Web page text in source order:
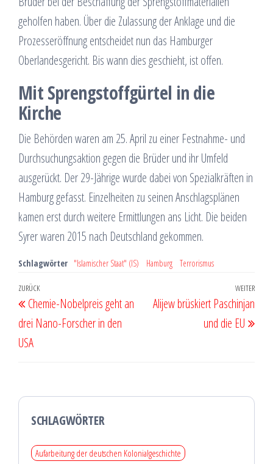
geholfen haben. Über die Zulassung der Anklage und die
Prozesseröffnung entscheidet nun das Hamburger
Oberlandesgericht. Bis wann dies geschieht, ist offen.
Mit Sprengstoffgürtel in die
Kirche
Die Behörden waren am 25. April zu einer Festnahme- und
Durchsuchungsaktion gegen die Brüder und ihr Umfeld
ausgerückt. Der 29-Jährige wurde dabei von Spezialkräften in
Hamburg gefasst. Einzelheiten zu seinen Anschlagsplänen
kamen erst durch weitere Ermittlungen ans Licht. Die beiden
Syrer waren 2015 nach Deutschland gekommen.
Schlagwörter "Islamischer Staat" (IS) Hamburg Terrorismus
Beitragsnavigation
Vorheriger
Beitrag
ZURÜCK
Chemie-Nobelpreis geht an
drei Nano-Forscher in den
USA
WEITER
Alijew brüskiert Paschinjan
und die EU
SCHLAGWÖRTER
Aufarbeitung der deutschen Kolonialgeschichte